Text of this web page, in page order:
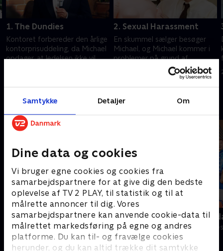
Samtykke Detaljer Om
Dine data og cookies
Vi bruger egne cookies og cookies fra
samarbejdspartnere for at give dig den bedste
oplevelse af TV 2 PLAY, til statistik og til at
målrette annoncer til dig. Vores
samarbejdspartnere kan anvende cookie-data til
målrettet markedsføring på egne og andres
platforme. Du kan til- og fravælge cookies
herunder, og du kan altid trække dit samtykke
1. The Dundies
Kontoret forbereder den årlige
kontorprisuddeling, da Michael
opdager, at ledelsen ikke vil
2. Sexual Harassment
En skummel sælger besøger
Michael, og Michael kommer i
problemer på grund af
upassende e-mails.
20. september 2022 • 20 min
Andre så også
Anstalten
Komedie • 1 sæsoner
Robssons
Komedie • 1